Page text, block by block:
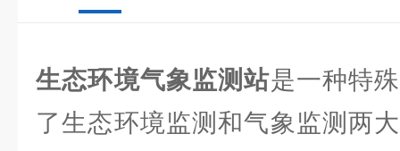
生态环境气象监测站是一种特
了生态环境监测和气象监测两